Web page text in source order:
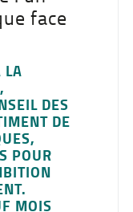
face
LA
DES
DE
POUR
MOIS